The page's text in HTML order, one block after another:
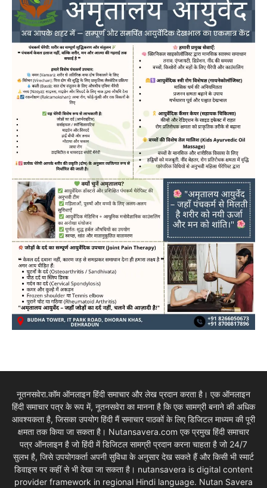
नूतनसवेरा.कॉम ऑनलाइन हिंदी समाचार और लेख प्रदान करता है। एक ऑनलाइन
हिंदी समाचार पत्र के रूप में, नूतनसवेरा का मानना है कि एक सामग्री बनाने की अधिक
आवश्यकता है, जिसका उपयोग हिंदी मैं समाचार पाठकों के लिए डिजिटल माध्यम की पूरी
क्षमता तक किया जा सकता है। Nutansavera.com एक प्रमुख हिंदी समाचार
पत्र ऑनलाइन है जो हिंदी में डिजिटल सामग्री प्रदान करना चाहता है जो 24/7
सुलभ है, जिसे उपयोगकर्ता अपनी सुविधा के अनुसार देख सकते हैं और किसी भी स्मार्ट
डिवाइस पर कहीं से भी देखा जा सकता है। nutansavera is digital content
provider framework in regional Hindi language. Nutan Savera